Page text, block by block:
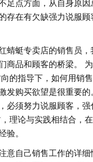
足点方面，从自身原因
存在有欠缺强力说服
蜻蜓专卖店的销售员
商品和顾客的桥梁。
的指导下，如何用销
发购买欲望是很重要
必须努力说服顾客，
理论与实践相结合，
验。
意自己销售工作的详